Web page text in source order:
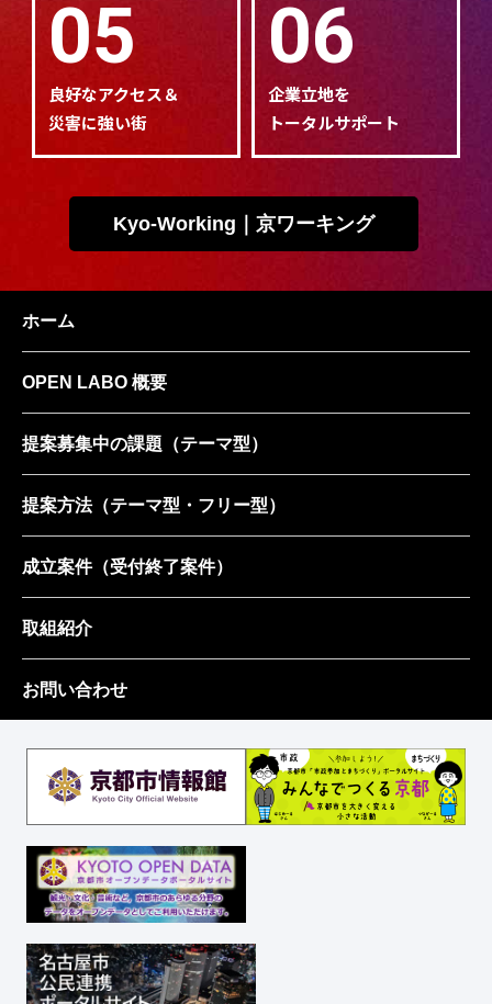
05
良好なアクセス＆
災害に強い街
06
企業立地を
トータルサポート
Kyo-Working｜京ワーキング
ホーム
OPEN LABO 概要
提案募集中の課題 （テーマ型）
提案方法（テーマ型・フリー型）
成立案件（受付終了案件）
取組紹介
お問い合わせ